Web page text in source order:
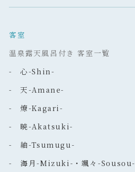
客室
温泉露天風呂付き 客室一覧
- 心-Shin-
- 天-Amane-
- 燎-Kagari-
- 暁-Akatsuki-
- 紬-Tsumugu-
- 海月-Mizuki-・颯々-Sousou-